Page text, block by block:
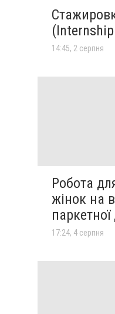
(Internship
14:45, 2 серпня
Робота
жінок на
17:24, 4 серпня